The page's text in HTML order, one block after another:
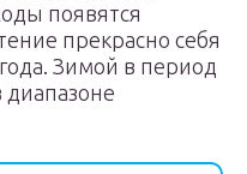
появятся
прекрасно себя
Зимой в период